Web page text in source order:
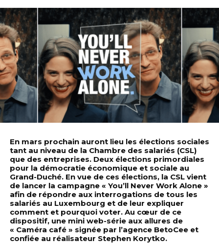
En mars prochain auront lieu les élections sociales
tant au niveau de la Chambre des salariés (CSL)
que des entreprises. Deux élections primordiales
pour la démocratie économique et sociale au
Grand-Duché. En vue de ces élections, la CSL vient
de lancer la campagne « You’ll Never Work Alone »
afin de répondre aux interrogations de tous les
salariés au Luxembourg et de leur expliquer
comment et pourquoi voter. Au cœur de ce
dispositif, une mini web-série aux allures de
« Caméra café » signée par l’agence BetoCee et
confiée au réalisateur Stephen Korytko.